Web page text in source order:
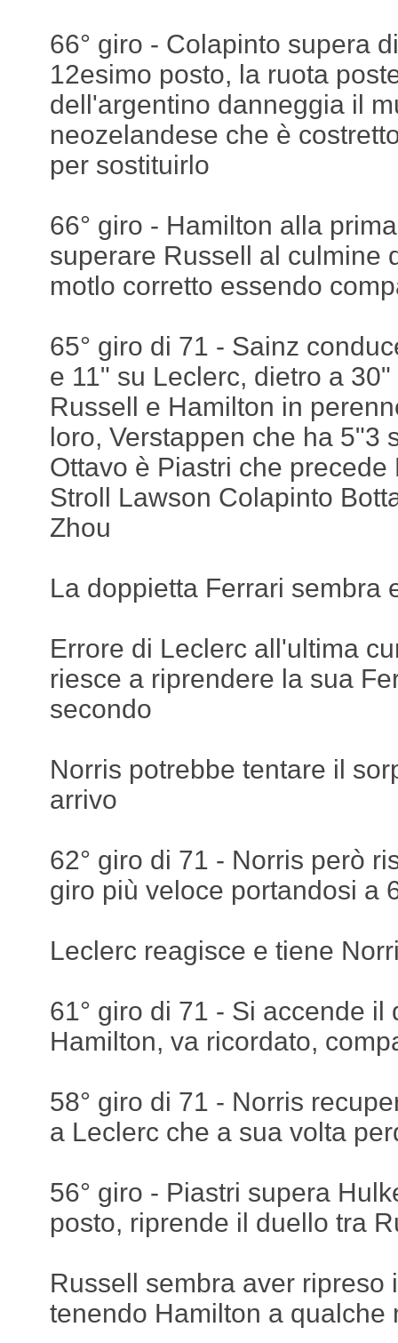
66° giro - Colapinto supera
12esimo posto, la ruota
dell'argentino danneggia il
neozelandese che è
per sostituirlo
66° giro - Hamilton alla
superare Russell al culmine
motlo corretto essendo
65° giro di 71 - Sainz
e 11" su Leclerc, dietro a
Russell e Hamilton in
loro, Verstappen che ha 5"3
Ottavo è Piastri che
Stroll Lawson Colapinto
Zhou
La doppietta Ferrari sembra
Errore di Leclerc all'ultima
riesce a riprendere la sua
secondo
Norris potrebbe tentare il
arrivo
62° giro di 71 - Norris però
giro più veloce portandosi a
Leclerc reagisce e tiene
61° giro di 71 - Si accende il
Hamilton, va ricordato,
58° giro di 71 - Norris
a Leclerc che a sua volta
56° giro - Piastri supera
posto, riprende il duello tra
Russell sembra aver ripreso
tenendo Hamilton a qualche